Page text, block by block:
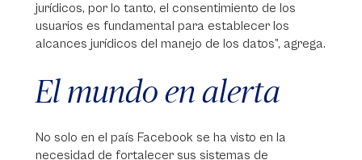
jurídicos, por lo tanto, el consentimiento de los
usuarios es fundamental para establecer los
alcances jurídicos del manejo de los datos”, agrega.
El mundo en alerta
No solo en el país Facebook se ha visto en la
necesidad de fortalecer sus sistemas de